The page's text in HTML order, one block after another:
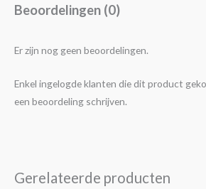
Beoordelingen (0)
Er zijn nog geen beoordelingen.
Enkel ingelogde klanten die dit product
een beoordeling schrijven.
Gerelateerde producten